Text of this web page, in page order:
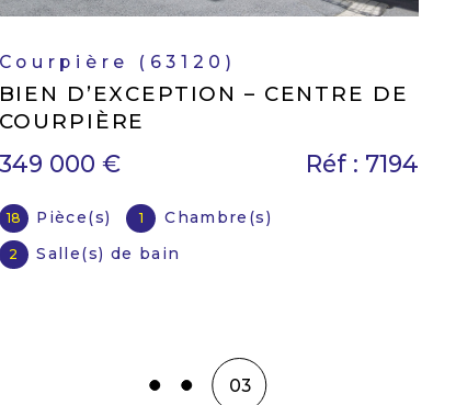
Salles (42440)
VILLA DE PLAIN-PIED
230 000 €